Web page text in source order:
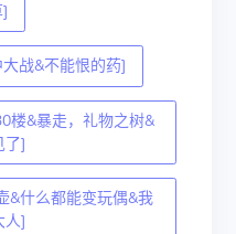
战&不能恨的药]
楼&暴走，礼物之树&
了]
&什么都能变玩偶&我
人]